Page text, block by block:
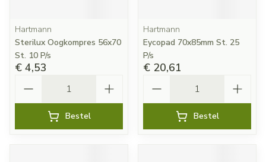
Hartmann
Sterilux Oogkompres 56x70
St. 10 P/s
€ 4,53
Bestel
Hartmann
Eycopad 70x85mm St. 25
P/s
€ 20,61
Bestel